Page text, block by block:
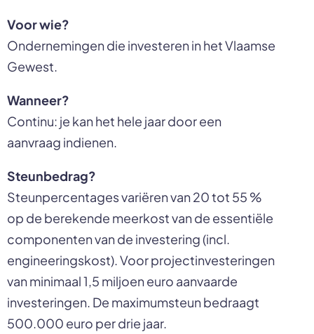
Voor wie?
Ondernemingen die investeren in het Vlaamse
Gewest.
Wanneer?
Continu: je kan het hele jaar door een
aanvraag indienen.
Steunbedrag?
Steunpercentages variëren van 20 tot 55 %
op de berekende meerkost van de essentiële
componenten van de investering (incl.
engineeringskost). Voor projectinvesteringen
van minimaal 1,5 miljoen euro aanvaarde
investeringen. De maximumsteun bedraagt
500.000 euro per drie jaar.